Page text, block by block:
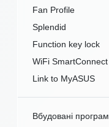
Fan Profile
Splendid
Function key lock
WiFi SmartConnect
Link to MyASUS
Вбудовані